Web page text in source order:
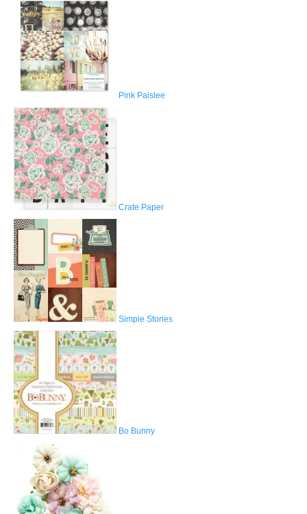
Pink Paislee
Crate Paper
Simple Stories
Bo Bunny